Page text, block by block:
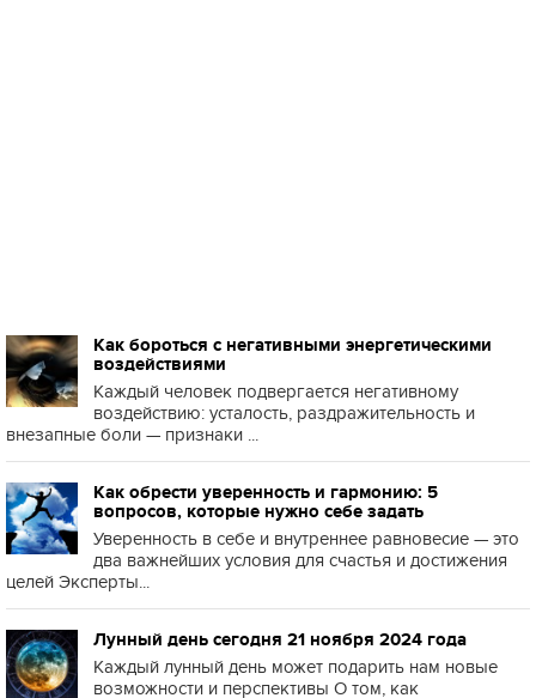
Как бороться с негативными энергетическими
воздействиями
Каждый человек подвергается негативному
воздействию: усталость, раздражительность и
внезапные боли — признаки ...
Как обрести уверенность и гармонию: 5
вопросов, которые нужно себе задать
Уверенность в себе и внутреннее равновесие — это
два важнейших условия для счастья и достижения
целей Эксперты...
Лунный день сегодня 21 ноября 2024 года
Каждый лунный день может подарить нам новые
возможности и перспективы О том, как